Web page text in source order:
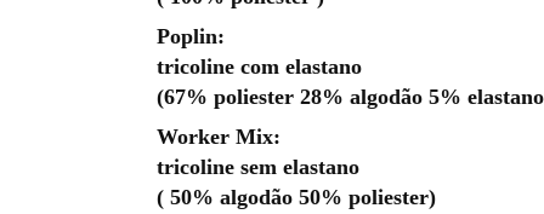
Poplin:
tricoline com elastano
(67% poliester 28% algodão 5%
Worker Mix:
tricoline sem elastano
( 50% algodão 50% poliester)